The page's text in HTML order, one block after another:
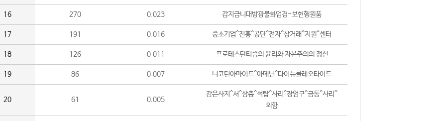
16 270 0.023 감지금니대방광불화엄경-보현행원품
17 191 0.016 중소기업^진흥^공단^전자^상거래^지원^센터
18 126 0.011 프로테스탄티즘의 윤리와 자본주의의 정신
19 86 0.007 니코틴아마이드^아데닌^다이뉴클레오타이드
20 61 0.005
감은사지^서^삼층^석탑^사리^장엄구^금동^사리^
외함